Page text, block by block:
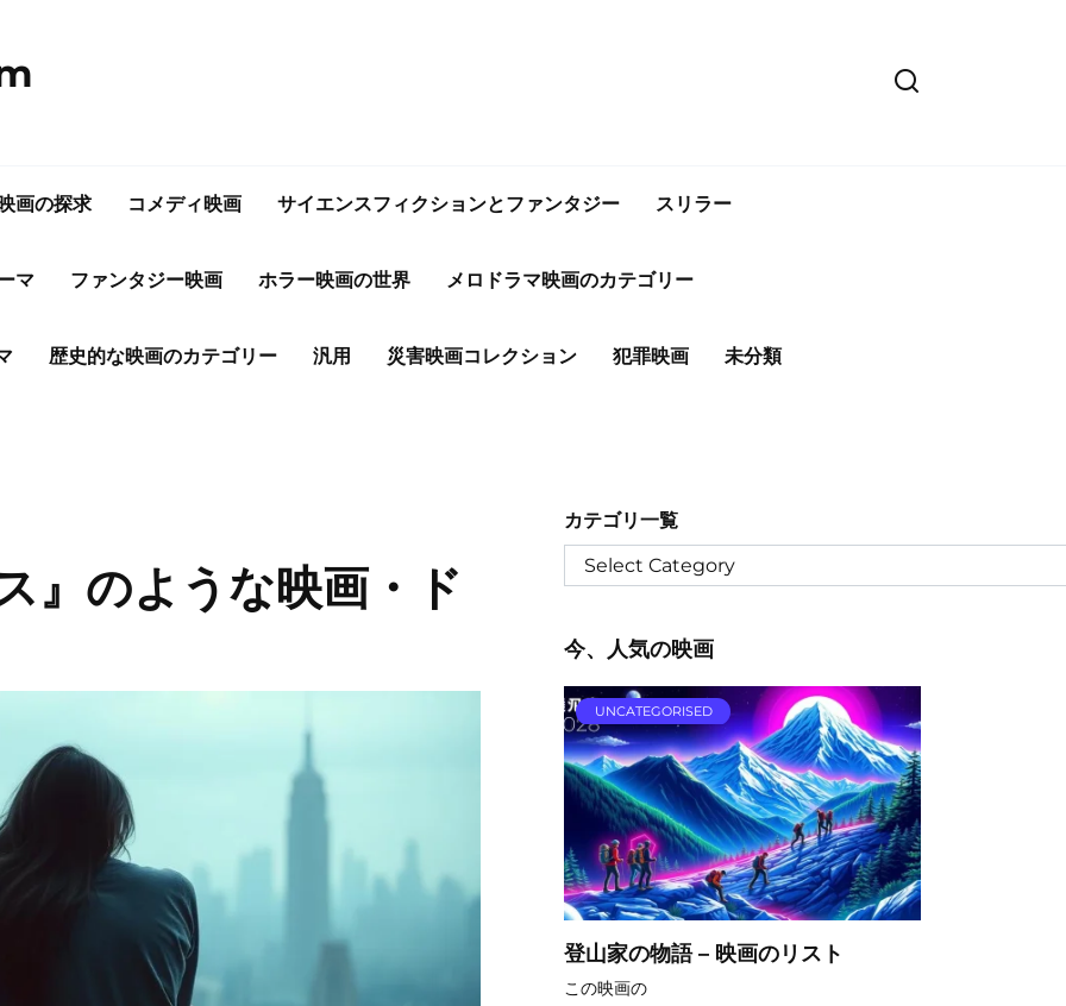
画の探求 コメディ映画 サイエンスフィクションとファンタジー スリラー
マ ファンタジー映画 ホラー映画の世界 メロドラマ映画のカテゴリー
歴史的な映画のカテゴリー 汎用 災害映画コレクション 犯罪映画 未分類
』のような映画・ド
カテゴリ一覧
今、人気の映画
UNCATEGORISED
登山家の物語 – 映画のリスト
この映画の